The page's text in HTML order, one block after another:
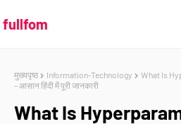
fullfom
मुख्यपृष्ठ Information-Technology
What Is
– आसान हिंदी में पूरी जानकारी
What Is